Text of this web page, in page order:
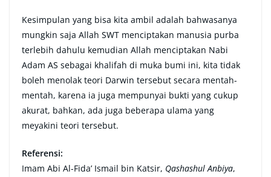
Kesimpulan yang bisa kita ambil adalah bahwasanya
mungkin saja Allah SWT menciptakan manusia purba
terlebih dahulu kemudian Allah menciptakan Nabi
Adam AS sebagai khalifah di muka bumi ini, kita tidak
boleh menolak teori Darwin tersebut secara mentah-
mentah, karena ia juga mempunyai bukti yang cukup
akurat, bahkan, ada juga beberapa ulama yang
meyakini teori tersebut.
Referensi:
Imam Abi Al-Fida’ Ismail bin Katsir, Qashashul Anbiya,